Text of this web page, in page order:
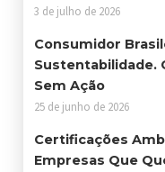
3 de julho de 2026
Consumidor
Sustentabilidade.
Sem Ação
25 de junho de 2026
Certificações
Empresas Que